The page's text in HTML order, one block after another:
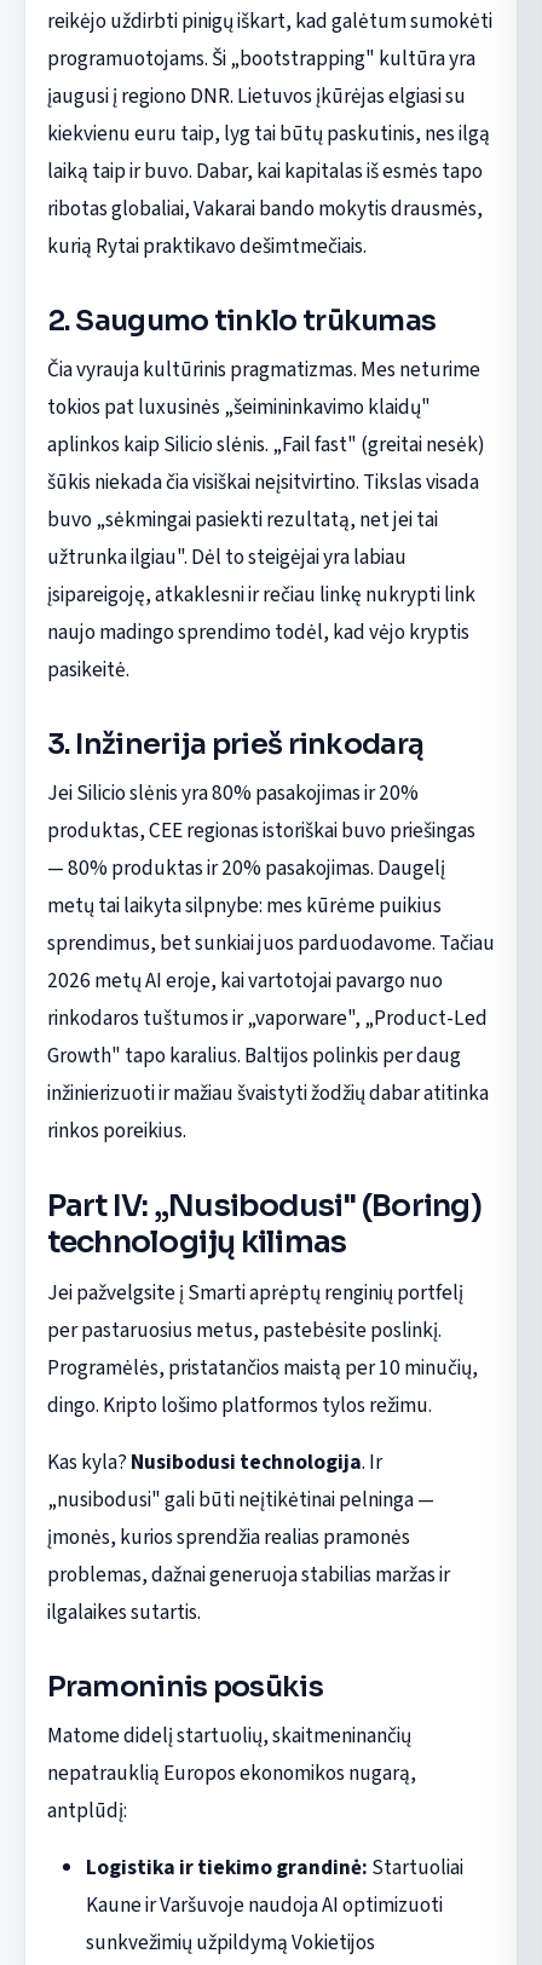
reikėjo uždirbti pinigų iškart, kad galėtum sumokėti
programuotojams. Ši „bootstrapping" kultūra yra
įaugusi į regiono DNR. Lietuvos įkūrėjas elgiasi su
kiekvienu euru taip, lyg tai būtų paskutinis, nes ilgą
laiką taip ir buvo. Dabar, kai kapitalas iš esmės tapo
ribotas globaliai, Vakarai bando mokytis drausmės,
kurią Rytai praktikavo dešimtmečiais.
2. Saugumo tinklo trūkumas
Čia vyrauja kultūrinis pragmatizmas. Mes neturime
tokios pat luxusinės „šeimininkavimo klaidų"
aplinkos kaip Silicio slėnis. „Fail fast" (greitai nesėk)
šūkis niekada čia visiškai neįsitvirtino. Tikslas visada
buvo „sėkmingai pasiekti rezultatą, net jei tai
užtrunka ilgiau". Dėl to steigėjai yra labiau
įsipareigoję, atkaklesni ir rečiau linkę nukrypti link
naujo madingo sprendimo todėl, kad vėjo kryptis
pasikeitė.
3. Inžinerija prieš rinkodarą
Jei Silicio slėnis yra 80% pasakojimas ir 20%
produktas, CEE regionas istoriškai buvo priešingas
— 80% produktas ir 20% pasakojimas. Daugelį
metų tai laikyta silpnybe: mes kūrėme puikius
sprendimus, bet sunkiai juos parduodavome. Tačiau
2026 metų AI eroje, kai vartotojai pavargo nuo
rinkodaros tuštumos ir „vaporware", „Product-Led
Growth" tapo karalius. Baltijos polinkis per daug
inžinierizuoti ir mažiau švaistyti žodžių dabar atitinka
rinkos poreikius.
Part IV: „Nusibodusi" (Boring)
technologijų kilimas
Jei pažvelgsite į Smarti aprėptų renginių portfelį
per pastaruosius metus, pastebėsite poslinkį.
Programėlės, pristatančios maistą per 10 minučių,
dingo. Kripto lošimo platformos tylos režimu.
Kas kyla?Nusibodusi technologija. Ir
„nusibodusi" gali būti neįtikėtinai pelninga —
įmonės, kurios sprendžia realias pramonės
problemas, dažnai generuoja stabilias maržas ir
ilgalaikes sutartis.
Pramoninis posūkis
Matome didelį startuolių, skaitmeninančių
nepatrauklią Europos ekonomikos nugarą,
antplūdį:
Logistika ir tiekimo grandinė: Startuoliai
Kaune ir Varšuvoje naudoja AI optimizuoti
sunkvežimių užpildymą Vokietijos